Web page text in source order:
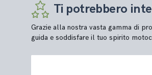
Ti potrebbero
Grazie alla nostra vasta gamma di
guida e soddisfare il tuo spirito